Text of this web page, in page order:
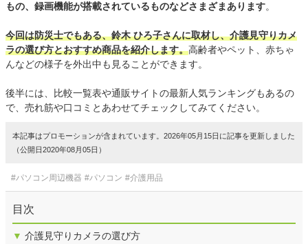
もの、録画機能が搭載されているものなどさまざまあります。
今回は防災士でもある、鈴木 ひろ子さんに取材し、介護見守りカメ
ラの選び方とおすすめ商品を紹介します。高齢者やペット、赤ちゃ
んなどの様子を外出中も見ることができます。
後半には、比較一覧表や通販サイトの最新人気ランキングもあるの
で、売れ筋や口コミとあわせてチェックしてみてください。
本記事はプロモーションが含まれています。2026年05月15日に記事を更新しました
（公開日2020年08月05日）
#パソコン周辺機器 #パソコン #介護用品
目次
▼ 介護見守りカメラの選び方